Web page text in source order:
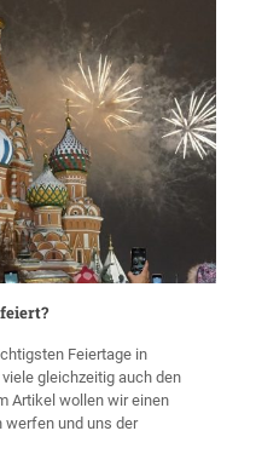
Feiertage in
gleichzeitig auch den
Artikel wollen wir einen
werfen und uns der